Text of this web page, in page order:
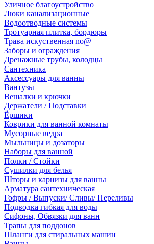
Уличное благоустройство
Люки канализационные
Водоотводные системы
Тротуарная плитка, бордюры
Трава искуственная no@
Заборы и ограждения
Дренажные трубы, колодцы
Сантехника
Аксессуары для ванны
Вантузы
Вешалки и крючки
Держатели / Подставки
Ёршики
Коврики для ванной комнаты
Мусорные ведра
Мыльницы и дозаторы
Наборы для ванной
Полки / Стойки
Сушилки для белья
Шторы и карнизы для ванны
Арматура сантехническая
Гофры / Выпуски/ Сливы/ Переливы
Подводка гибкая для воды
Сифоны, Обвязки для ванн
Трапы для поддонов
Шланги для стиральных машин